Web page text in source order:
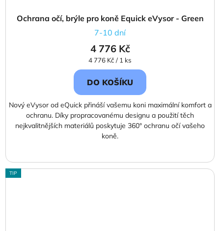
Ochrana očí, brýle pro koně Equick eVysor - Green
7-10 dní
4 776 Kč
Měrná
cena:
4 776 Kč / 1 ks
DO KOŠÍKU
Nový eVysor od eQuick přináší vašemu koni maximální komfort a
ochranu. Díky propracovanému designu a použití těch
nejkvalitnějších materiálů poskytuje 360° ochranu očí vašeho
koně.
TIP